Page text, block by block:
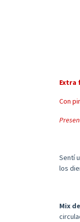
Extra
Con
Sentí
los
Mix